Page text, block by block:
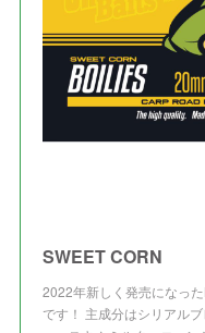
SWEET CORN
2022年新しく発売になっ
です！ 主成分はシリアル